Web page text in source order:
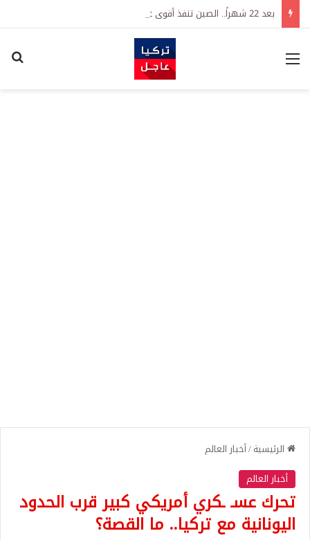
القائمة
الرئيسية/أخبار العالم
أخبار العالم
تحرك عسـ ـكري أمريكي كبير قرب الحدود
اليونانية مع تركيا.. ما القصة؟